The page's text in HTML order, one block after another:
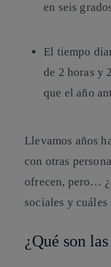
en seis
El tiempo
de 2 horas y
que el año
Llevamos años
con otras
ofrecen, pero…
sociales y cuáles
¿Qué son